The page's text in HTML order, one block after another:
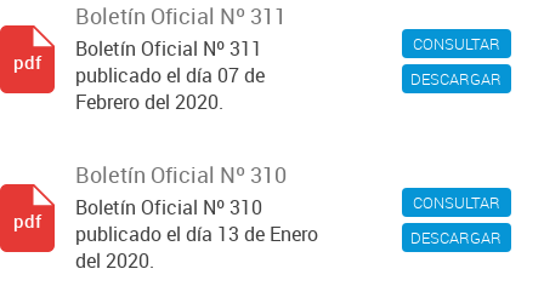
CONSULTAR
DESCARGAR
Boletín Oficial Nº 311
Boletín Oficial Nº 311
publicado el día 07 de
Febrero del 2020.
pdf
CONSULTAR
DESCARGAR
Boletín Oficial Nº 310
Boletín Oficial Nº 310
publicado el día 13 de Enero
del 2020.
pdf